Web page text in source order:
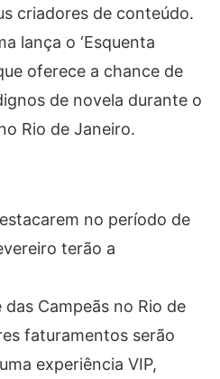
criadores de conteúdo.
lança o ‘Esquenta
oferece a chance de
de novela durante o
Rio de Janeiro.
no período de
terão a
Campeãs no Rio de
faturamentos serão
experiência VIP,